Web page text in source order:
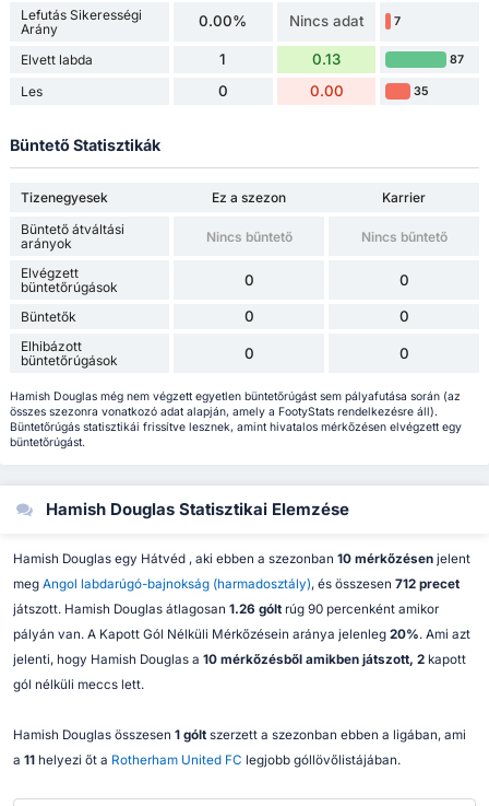
Lefutás Sikerességi
Arány
0.00% Nincs adat 7
Elvett labda 1 0.13 87
Les 0 0.00 35
Büntető Statisztikák
Tizenegyesek Ez a szezon
Karrier
Büntető átváltási
arányok
Nincs bűntető Nincs bűntető
Elvégzett
büntetőrúgások
0 0
Büntetők 0 0
Elhibázott
büntetőrúgások
0 0
Hamish Douglas még nem végzett egyetlen büntetőrúgást sem pályafutása során (az
összes szezonra vonatkozó adat alapján, amely a FootyStats rendelkezésre áll).
Büntetőrúgás statisztikái frissítve lesznek, amint hivatalos mérkőzésen elvégzett egy
büntetőrúgást.
Hamish Douglas Statisztikai Elemzése
Hamish Douglas egy Hátvéd , aki ebben a szezonban 10 mérkőzésen jelent
meg Angol labdarúgó-bajnokság (harmadosztály), és összesen 712 precet
játszott. Hamish Douglas átlagosan 1.26 góltrúg 90 percenként amikor
pályán van. A Kapott Gól Nélküli Mérkőzésein aránya jelenleg 20%. Ami azt
jelenti, hogy Hamish Douglas a 10 mérkőzésből amikben játszott, 2 kapott
gól nélküli meccs lett.
Hamish Douglas összesen 1 góltszerzett a szezonban ebben a ligában, ami
a 11helyezi őt a Rotherham United FC legjobb góllövőlistájában.